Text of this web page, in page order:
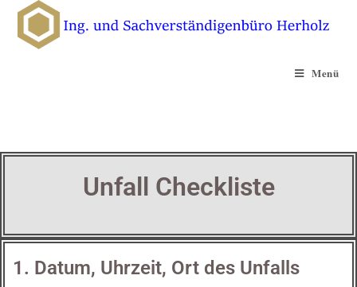
Menü
Unfall Checkliste
1. Datum, Uhrzeit, Ort des Unfalls